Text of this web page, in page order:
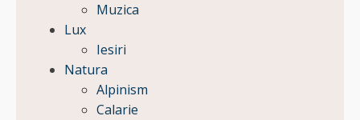
Muzica
Lux
Iesiri
Natura
Alpinism
Calarie